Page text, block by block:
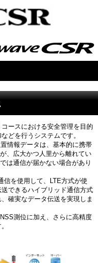
ースにおける安全管理を目的
どを行うシステムです。
情報データは、基本的に携帯
、広大かつ人里から離れてい
は通信が届かない場合があり
信を使用して、LTE方式が使
できるハイブリッド通信方式
確実なデータ伝送を実現しま
測位に加え、さらに高精度